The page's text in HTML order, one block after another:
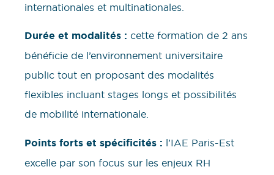
internationales et multinationales.
Durée et modalités : cette formation de 2 ans
bénéficie de l’environnement universitaire
public tout en proposant des modalités
flexibles incluant stages longs et possibilités
de mobilité internationale.
Points forts et spécificités : l’IAE Paris-Est
excelle par son focus sur les enjeux RH